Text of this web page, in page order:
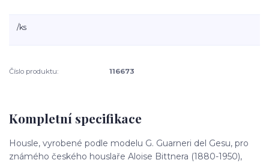
/ks
Číslo produktu: 116673
Kompletní specifikace
Housle, vyrobené podle modelu G. Guarneri del Gesu, pro
známého českého houslaře Aloise Bittnera (1880-1950),